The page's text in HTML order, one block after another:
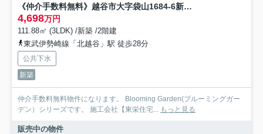
《仲介手数料無料》越谷市大字袋山1684-6新築一戸建てブルーミングガーデン
4,698万円
111.88㎡ (3LDK) /新築 /2階建
東武伊勢崎線「北越谷」駅 徒歩28分
公共下水
新築
仲介手数料無料物件になります。 Blooming Garden(ブルーミングガー
デン）シリーズです。 施工会社【東栄住宅...
もっと見る
販売中の物件